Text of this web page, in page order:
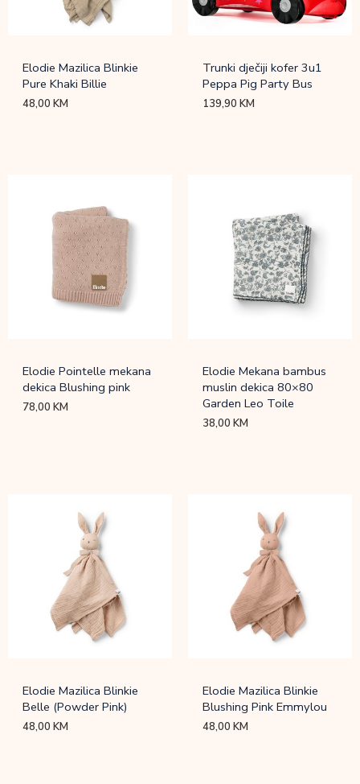
Elodie Mazilica Blinkie
Pure Khaki Billie
48,00KM
Trunki dječiji kofer 3u1
Peppa Pig Party Bus
139,90KM
Elodie Pointelle mekana
dekica Blushing pink
78,00KM
Elodie Mekana bambus
muslin dekica 80×80
Garden Leo Toile
38,00KM
Elodie Mazilica Blinkie
Belle (Powder Pink)
48,00KM
Elodie Mazilica Blinkie
Blushing Pink Emmylou
48,00KM